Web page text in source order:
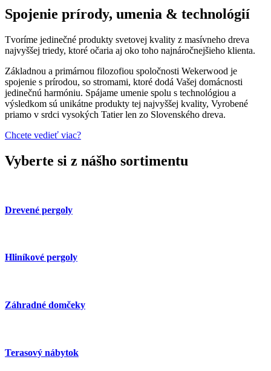
Spojenie prírody, umenia & technológií
Tvoríme jedinečné produkty svetovej kvality z masívneho dreva
najvyššej triedy, ktoré očaria aj oko toho najnáročnejšieho klienta.
Základnou a primárnou filozofiou spoločnosti Wekerwood je
spojenie s prírodou, so stromami, ktoré dodá Vašej domácnosti
jedinečnú harmóniu. Spájame umenie spolu s technológiou a
výsledkom sú unikátne produkty tej najvyššej kvality, Vyrobené
priamo v srdci vysokých Tatier len zo Slovenského dreva.
Chcete vedieť viac?
Vyberte si z nášho sortimentu
Drevené pergoly
Hliníkové pergoly
Záhradné domčeky
Terasový nábytok